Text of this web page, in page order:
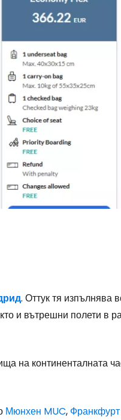
. Оттук тя изпълнява
и вътрешни полети в
на континенталната
Мюнхен MUC, Франкфурт
с Google